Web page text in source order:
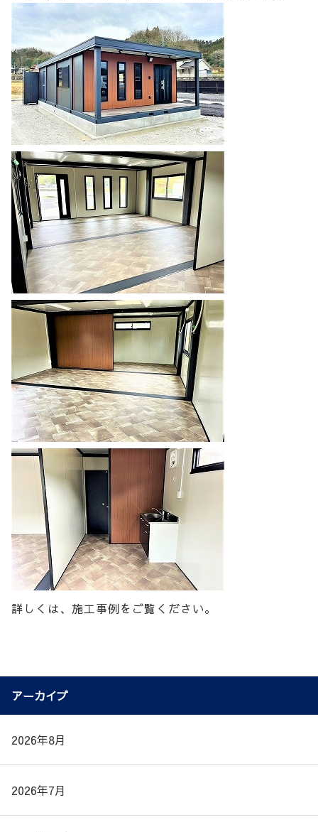
詳しくは、施工事例をご覧ください。
アーカイブ
2026年8月
2026年7月